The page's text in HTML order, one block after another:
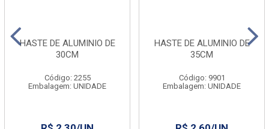
HASTE DE ALUMINIO DE
30CM
Código: 2255
Embalagem: UNIDADE
HASTE DE ALUMINIO DE
35CM
Código: 9901
Embalagem: UNIDADE